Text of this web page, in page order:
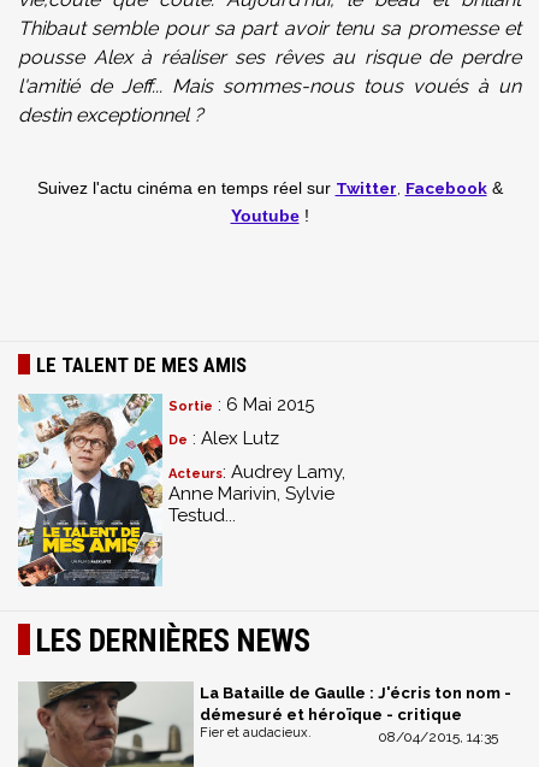
Thibaut semble pour sa part avoir tenu sa promesse et
pousse Alex à réaliser ses rêves au risque de perdre
l'amitié de Jeff... Mais sommes-nous tous voués à un
destin exceptionnel ?
Suivez l'actu cinéma en temps réel sur Twitter Facebook&
Youtube!
LE TALENT DE MES AMIS
Sortie : 6 Mai 2015
De : Alex Lutz
Acteurs: Audrey Lamy,
Anne Marivin, Sylvie
Testud...
LES DERNIÈRES NEWS
La Bataille de Gaulle : J'écris ton nom -
démesuré et héroïque - critique
08/04/2015, 14:35
Fier et audacieux.